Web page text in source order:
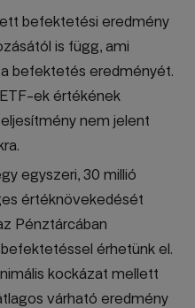
befektetési eredmény
is függ, ami
befektetés eredményét.
ek értékének
nem jelent
egyszeri, 30 millió
értéknövekedését
Pénztárcában
érhetünk el.
kockázat mellett
várható eredmény